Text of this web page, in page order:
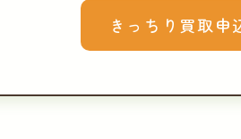
きっちり買取申